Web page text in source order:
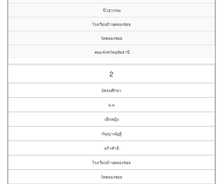
ปิ๋วสุวรรณ
โรงเรียนบ้านคลองข่อย
วัดคลองข่อย
คณะจังหวัดอุทัยธานี
2
มัธยมศึกษา
ม.๓
เด็กหญิง
กัญญาณัฎฐ์
แก้วคำมี
โรงเรียนบ้านคลองข่อย
วัดคลองข่อย